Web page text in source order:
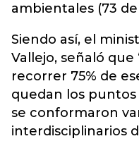
ambientales (73 de
Siendo así, el
Vallejo, señaló que
recorrer 75% de
quedan los
se conformaron
interdisciplinarios